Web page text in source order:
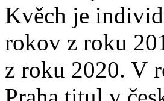
Kvěch je
rokov z roku
z roku 2020. V